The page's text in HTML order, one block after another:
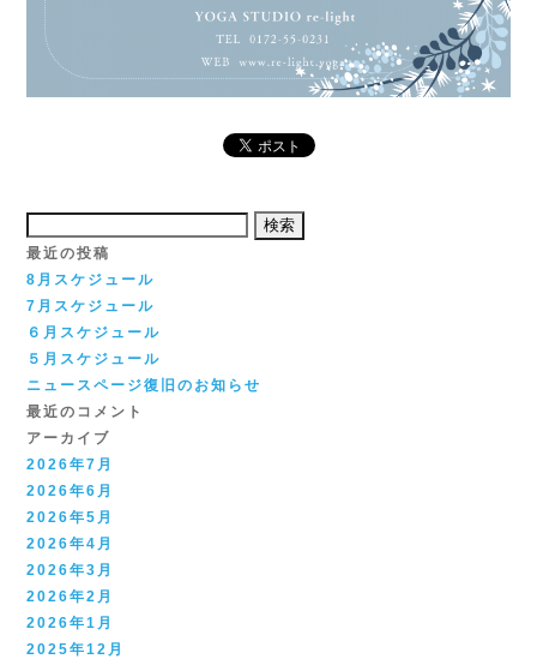
索:
最近の投稿
8月スケジュール
7月スケジュール
６月スケジュール
５月スケジュール
ニュースページ復旧のお知らせ
最近のコメント
アーカイブ
2026年7月
2026年6月
2026年5月
2026年4月
2026年3月
2026年2月
2026年1月
2025年12月